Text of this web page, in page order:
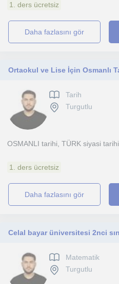
1. ders ücretsiz
daha fazlasını gör
Tarih
Turgutlu
OSMANLI tarihi, TÜRK siyasi tarihi
1. ders ücretsiz
daha fazlasını gör
Matematik
Turgutlu